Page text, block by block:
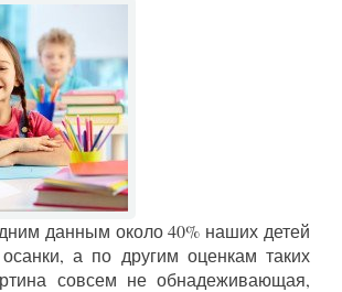
данным около 40% наших детей
а по другим оценкам таких
совсем не обнадеживающая,